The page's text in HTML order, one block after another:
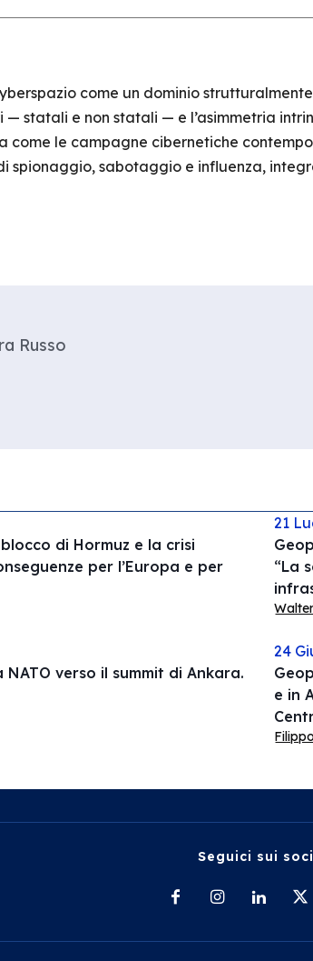
come un dominio
statali e non statali — e l’asimmetria
come le campagne cibernetiche
spionaggio, sabotaggio e influenza,
Russo
di Hormuz e la crisi
per l’Europa e per
21
“La
verso il summit di Ankara.
24
e in
Seguici sui